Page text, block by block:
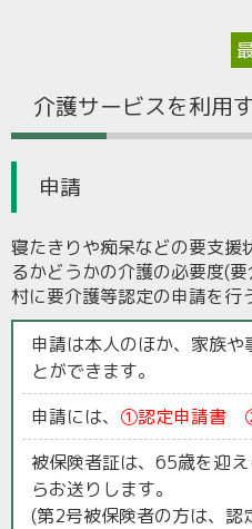
介護サービスを利用
申請
寝たきりや痴呆などの要支援
るかどうかの介護の必要度(
村に要介護等認定の申請を行
申請は本人のほか、家族
とができます。
申請には、 ①認定申請書
被保険者証は、65歳を迎
らお送りします。
(第2号被保険者の方は、認